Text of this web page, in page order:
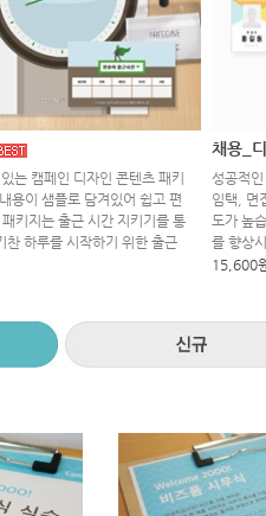
는 캠페인 디자인 콘텐츠 패키
용이 샘플로 담겨있어 쉽고 편
키지는 출근 시간 지키기를 통
찬 하루를 시작하기 위한 출근
채용_
성공적
임택, 면
도가 높
를 향상
15,600